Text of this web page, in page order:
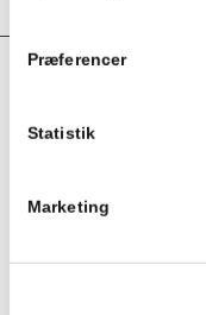
Præferencer
Statistik
Marketing
Mercury TEA
messing, med en
der i daglig tale går